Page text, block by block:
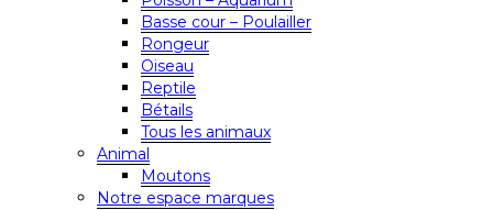
Basse cour – Poulailler
Rongeur
Oiseau
Reptile
Bétails
Tous les animaux
Animal
Moutons
Notre espace marques